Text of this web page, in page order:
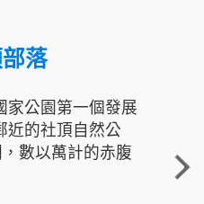
落
家公園第一個發展
近的社頂自然公
數以萬計的赤腹
重
走進